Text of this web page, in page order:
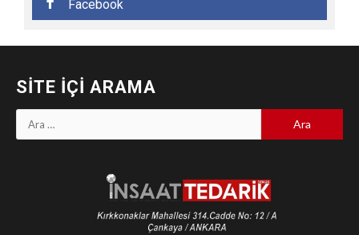
Facebook
SITE İÇI ARAMA
Arama: